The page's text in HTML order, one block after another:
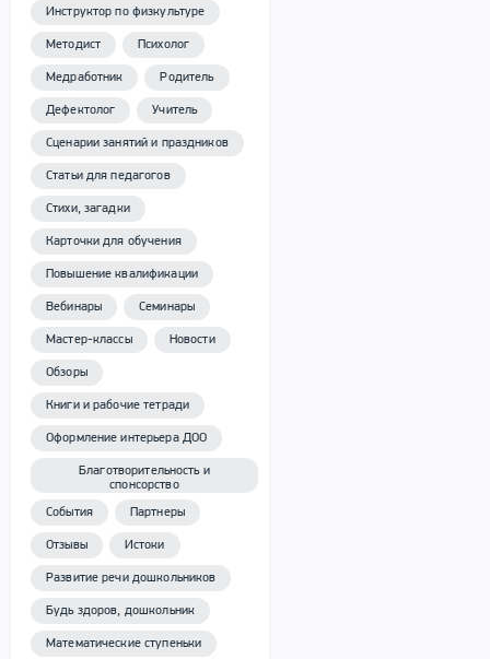
Инструктор по физкультуре
Методист Психолог
Медработник Родитель
Дефектолог Учитель
Сценарии занятий и праздников
Статьи для педагогов
Стихи, загадки
Карточки для обучения
Повышение квалификации
Вебинары Семинары
Мастер-классы Новости
Обзоры
Книги и рабочие тетради
Оформление интерьера ДОО
Благотворительность и
спонсорство
События Партнеры
Отзывы Истоки
Развитие речи дошкольников
Будь здоров, дошкольник
Математические ступеньки